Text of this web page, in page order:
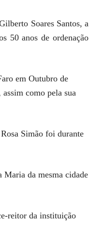
Soares Santos, a
50 anos de ordenação
em Outubro de
como pela sua
Simão foi durante
Maria da mesma cidade
reitor da instituição